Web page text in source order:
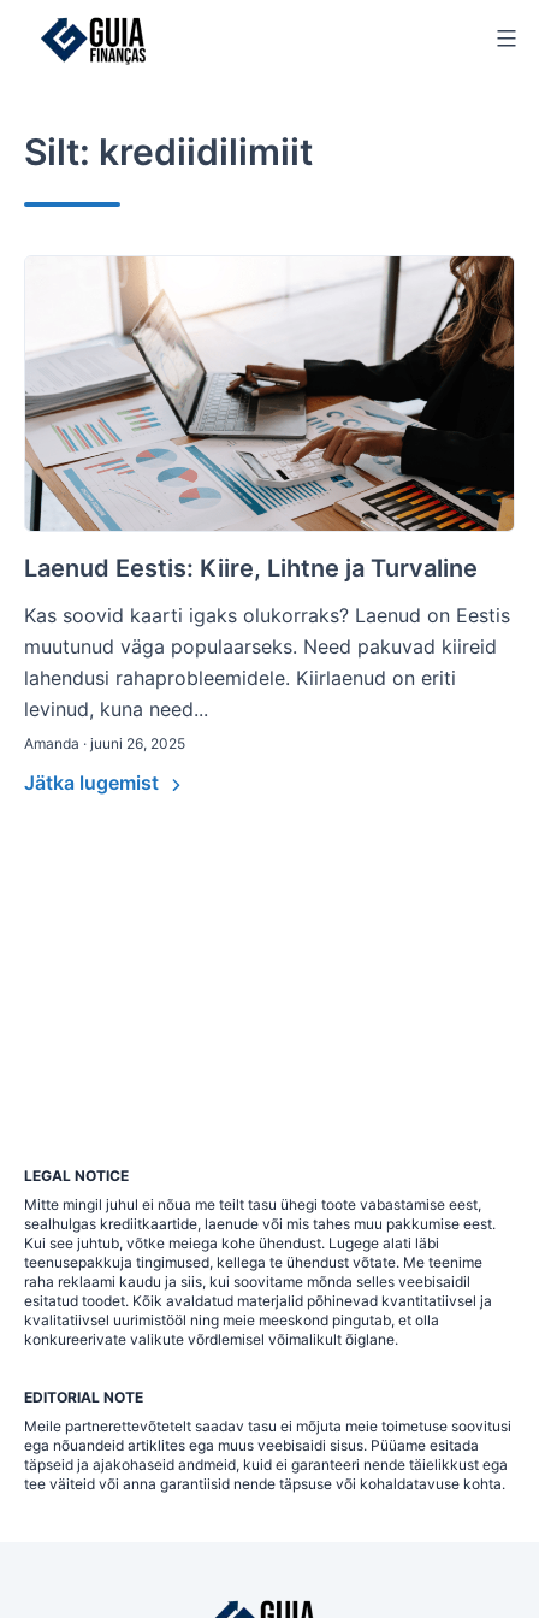
Silt: krediidilimiit
Laenud Eestis: Kiire, Lihtne ja Turvaline
Kas soovid kaarti igaks olukorraks? Laenud on Eestis
muutunud väga populaarseks. Need pakuvad kiireid
lahendusi rahaprobleemidele. Kiirlaenud on eriti
levinud, kuna need...
Amanda · juuni 26, 2025
Jätka lugemist
LEGAL NOTICE
Mitte mingil juhul ei nõua me teilt tasu ühegi toote vabastamise eest,
sealhulgas krediitkaartide, laenude või mis tahes muu pakkumise eest.
Kui see juhtub, võtke meiega kohe ühendust. Lugege alati läbi
teenusepakkuja tingimused, kellega te ühendust võtate. Me teenime
raha reklaami kaudu ja siis, kui soovitame mõnda selles veebisaidil
esitatud toodet. Kõik avaldatud materjalid põhinevad kvantitatiivsel ja
kvalitatiivsel uurimistööl ning meie meeskond pingutab, et olla
konkureerivate valikute võrdlemisel võimalikult õiglane.
EDITORIAL NOTE
Meile partnerettevõtetelt saadav tasu ei mõjuta meie toimetuse soovitusi
ega nõuandeid artiklites ega muus veebisaidi sisus. Püüame esitada
täpseid ja ajakohaseid andmeid, kuid ei garanteeri nende täielikkust ega
tee väiteid või anna garantiisid nende täpsuse või kohaldatavuse kohta.